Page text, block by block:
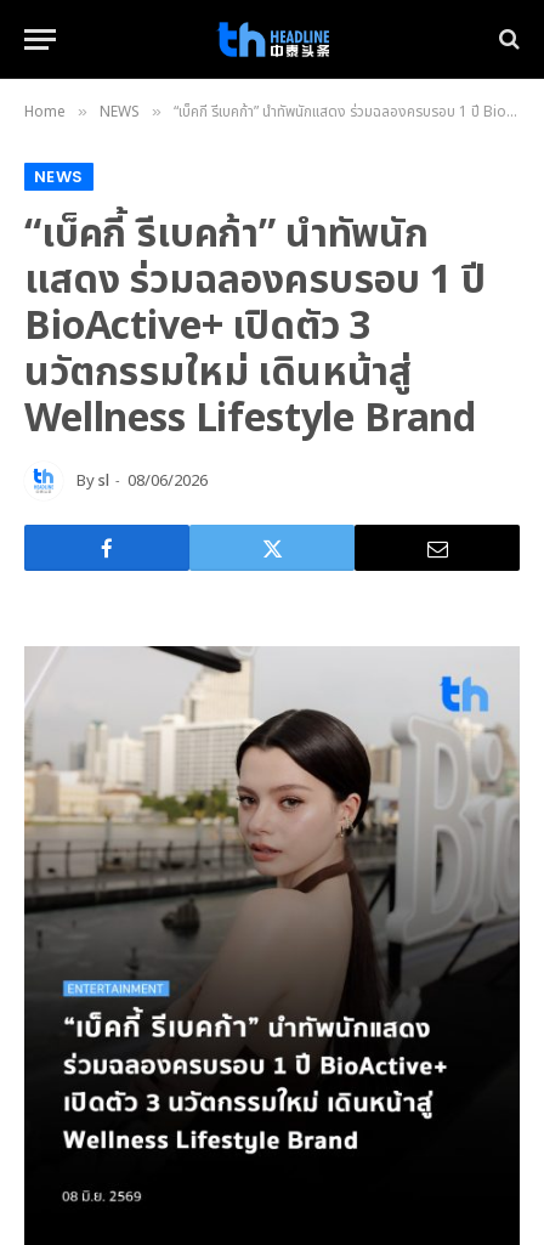
Home » NEWS » “เบ็คกี้ รีเบคก้า” นำทัพนักแสดง ร่วมฉลองครบรอบ 1 ปี BioActive+ เปิดตัว 3 นวัตกรรมใหม่ เดินหน้าสู่ Wellness Lifestyle Brand
NEWS
“เบ็คกี้ รีเบคก้า” นำทัพนัก
แสดง ร่วมฉลองครบรอบ 1 ปี
BioActive+ เปิดตัว 3
นวัตกรรมใหม่ เดินหน้าสู่
Wellness Lifestyle Brand
Bysl 08/06/2026